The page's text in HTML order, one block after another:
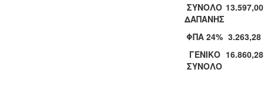
ΣΥΝΟΛΟ
ΔΑΠΑΝΗΣ
13.597,00
ΦΠΑ 24% 3.263,28
ΓΕΝΙΚΟ
ΣΥΝΟΛΟ
16.860,28